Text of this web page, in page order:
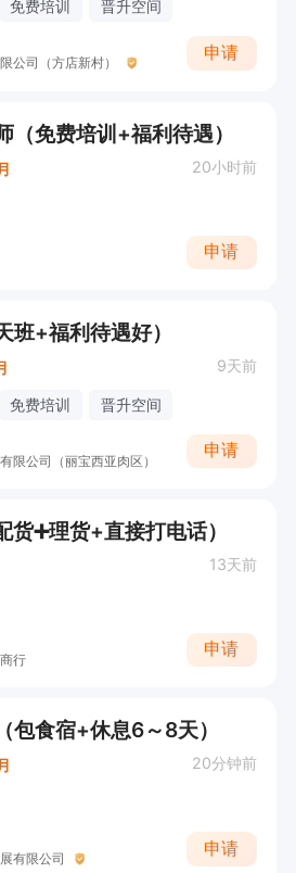
免费培训 晋升空间
公司（方店新村）
申请
（免费培训+福利待遇）
20小时前
申请
班+福利待遇好）
9天前
免费培训 晋升空间
限公司（丽宝西亚肉区）
申请
货➕理货+直接打电话）
13天前
行
申请
包食宿+休息6～8天）
20分钟前
有限公司
申请